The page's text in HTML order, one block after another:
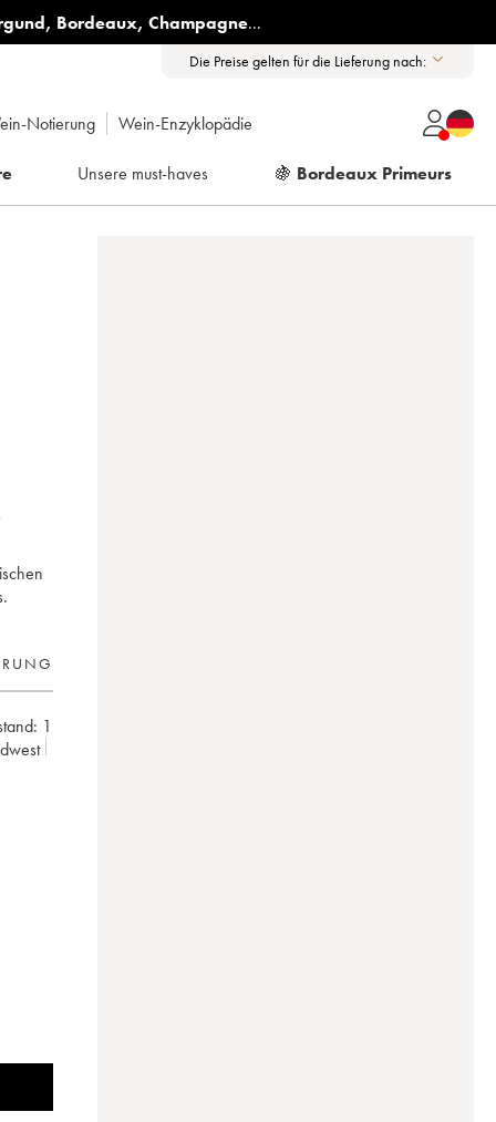
, Bordeaux, Champagne...
Die Preise gelten für die Lieferung nach:
Notierung Wein-Enzyklopädie
Unsere must-haves 🍇 Bordeaux Primeurs
1